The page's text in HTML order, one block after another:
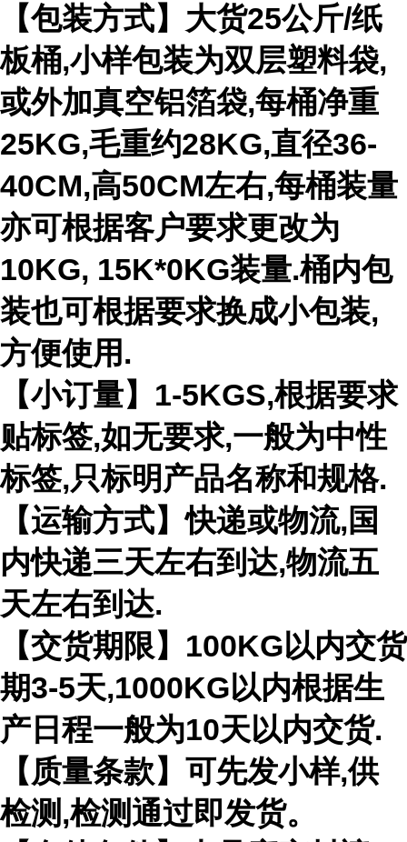
【包装方式】大货25公斤/纸
板桶,小样包装为双层塑料袋,
或外加真空铝箔袋,每桶净重
25KG,毛重约28KG,直径36-
40CM,高50CM左右,每桶装量
亦可根据客户要求更改为
10KG, 15K*0KG装量.桶内包
装也可根据要求换成小包装,
方便使用.
【小订量】1-5KGS,根据要求
贴标签,如无要求,一般为中性
标签,只标明产品名称和规格.
【运输方式】快递或物流,国
内快递三天左右到达,物流五
天左右到达.
【交货期限】100KG以内交货
期3-5天,1000KG以内根据生
产日程一般为10天以内交货.
【质量条款】可先发小样,供
检测,检测通过即发货。